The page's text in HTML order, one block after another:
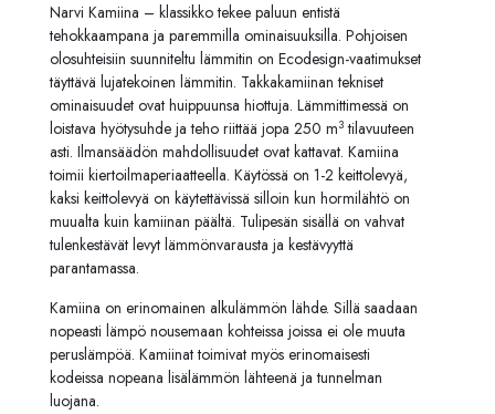
Narvi Kamiina – klassikko tekee paluun entistä
tehokkaampana ja paremmilla ominaisuuksilla. Pohjoisen
olosuhteisiin suunniteltu lämmitin on Ecodesign-vaatimukset
täyttävä lujatekoinen lämmitin. Takkakamiinan tekniset
ominaisuudet ovat huippuunsa hiottuja. Lämmittimessä on
loistava hyötysuhde ja teho riittää jopa 250 m3 tilavuuteen
asti. Ilmansäädön mahdollisuudet ovat kattavat. Kamiina
toimii kiertoilmaperiaatteella. Käytössä on 1-2 keittolevyä,
kaksi keittolevyä on käytettävissä silloin kun hormilähtö on
muualta kuin kamiinan päältä. Tulipesän sisällä on vahvat
tulenkestävät levyt lämmönvarausta ja kestävyyttä
parantamassa.
Kamiina on erinomainen alkulämmön lähde. Sillä saadaan
nopeasti lämpö nousemaan kohteissa joissa ei ole muuta
peruslämpöä. Kamiinat toimivat myös erinomaisesti
kodeissa nopeana lisälämmön lähteenä ja tunnelman
luojana.